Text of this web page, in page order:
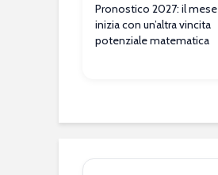
Pronostico 2027: il mese
inizia con un’altra vincita
potenziale matematica